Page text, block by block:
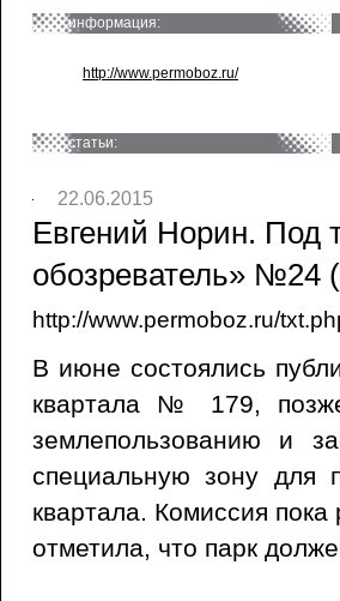
информация:
http://www.permoboz.ru/
статьи:
22.06.2015
Евгений Норин. Под
обозреватель» №24
http://www.permoboz.ru/
В июне состоялись
квартала № 179,
землепользованию и
специальную зону для
квартала. Комиссия
отметила, что парк